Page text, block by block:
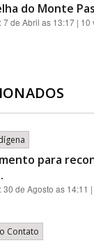
do Monte
7 de Abril as 13:17 | 10
para
30 de Agosto as 14:11
Contato